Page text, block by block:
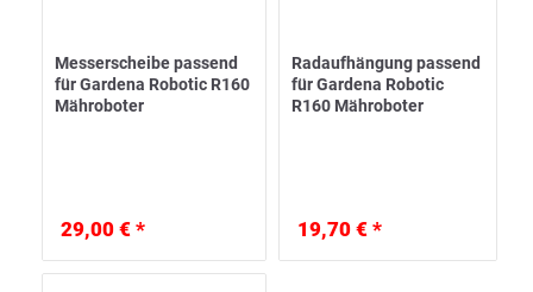
Messerscheibe passend
für Gardena Robotic R160
Mähroboter
29,00 € *
Radaufhängung passend
für Gardena Robotic
R160 Mähroboter
19,70 € *